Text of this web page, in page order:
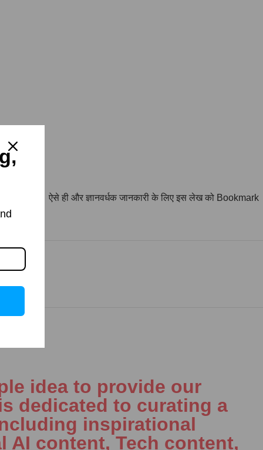
सकते हैं। ऐसे ही और ज्ञानवर्धक जानकारी के लिए इस लेख को Bookmark
idea to provide our
dedicated to curating a
inspirational
AI content, Tech content,